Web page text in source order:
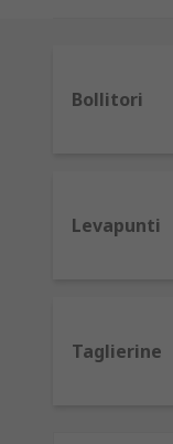
Bollitori
Levapunti
Taglierine